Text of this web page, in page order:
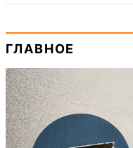
ГЛАВНОЕ